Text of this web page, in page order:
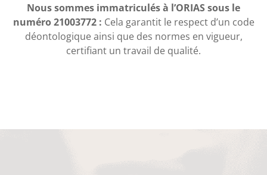
Nous sommes immatriculés à l’ORIAS sous le
numéro 21003772 : Cela garantit le respect d’un code
déontologique ainsi que des normes en vigueur,
certifiant un travail de qualité.